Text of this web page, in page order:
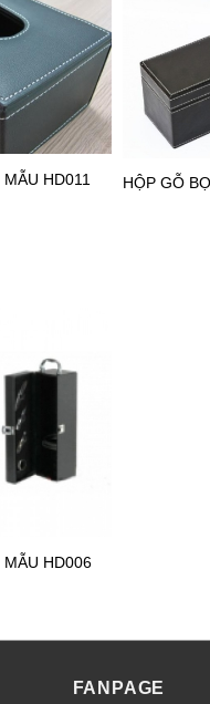
HD011 HỘP GỖ
MẪU HD006
FANPAGE